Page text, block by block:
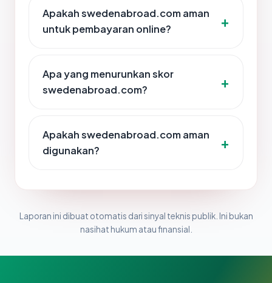
Apakah swedenabroad.com aman
untuk pembayaran online?
Apa yang menurunkan skor
swedenabroad.com?
Apakah swedenabroad.com aman
digunakan?
Laporan ini dibuat otomatis dari sinyal teknis publik. Ini bukan
nasihat hukum atau finansial.